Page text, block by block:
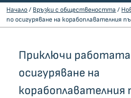
Начало/ Връзки с обществеността /
по осигуряване на корабоплавателния
Приключи
осигуряване на
корабоплавателния